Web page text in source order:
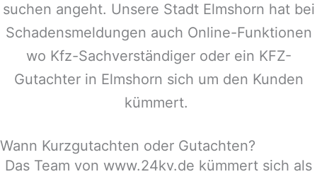
suchen angeht. Unsere Stadt Elmshorn hat bei
Schadensmeldungen auch Online-Funktionen
wo Kfz-Sachverständiger oder ein KFZ-
Gutachter in Elmshorn sich um den Kunden
kümmert.
Wann Kurzgutachten oder Gutachten?
Das Team von www.24kv.de kümmert sich als